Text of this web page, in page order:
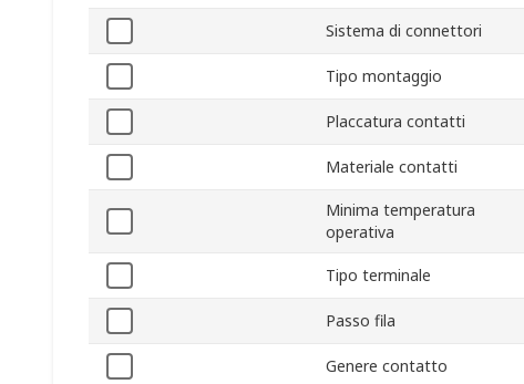
Sistema di connettori
Tipo montaggio
Placcatura contatti
Materiale contatti
Minima temperatura
operativa
Tipo terminale
Passo fila
Genere contatto